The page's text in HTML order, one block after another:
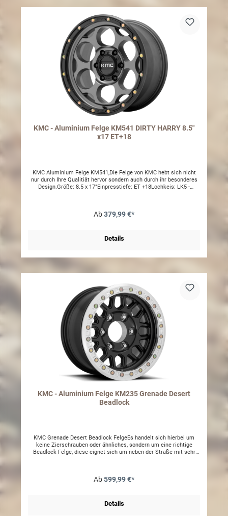
KMC - Aluminium Felge KM541 DIRTY HARRY 8.5"
x17 ET+18
KMC Aluminium Felge KM541,Die Felge von KMC hebt sich nicht
nur durch Ihre Qualitiät hervor sondern auch durch ihr besonderes
Design.Größe: 8.5 x 17"Einpresstiefe: ET +18Lochkeis: LK5 -
Wrangler JL werden zusätzliche Radmuttern benötigt
Ab379,99 €*
Details
KMC - Aluminium Felge KM235 Grenade Desert
Beadlock
KMC Grenade Desert Beadlock FelgeEs handelt sich hierbei um
keine Zierschrauben oder ähnliches, sondern um eine richtige
Beadlock Felge, diese eignet sich um neben der Straße mit sehr
ET10 / ET18Lochkreis 5 - 127mmTraglast 1100kg bei
Teilegutachten JK/JLBei uns im Hause auch bei einem Gladiator
Ab599,99 €*
Details